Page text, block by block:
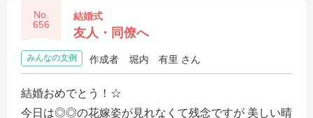
No.
656
結婚式
友人・同僚へ
みんなの文例 作成者 堀内 有里 さん
結婚おめでとう！☆
今日は◎◎の花嫁姿が見れなくて残念ですが 美しい晴